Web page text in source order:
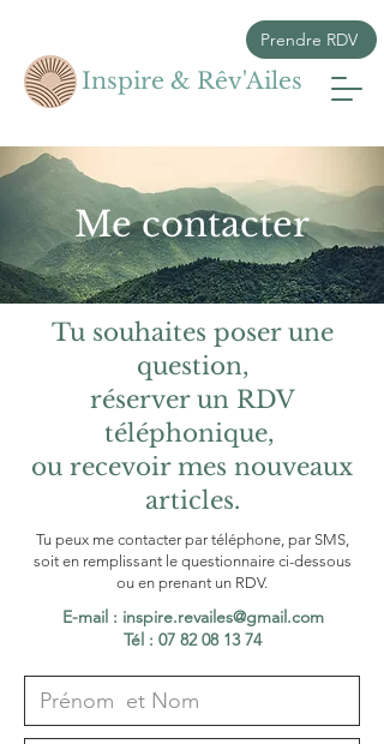
Prendre RDV
Inspire & Rêv'Ailes
Me contacter
Tu souhaites poser une
question,
réserver un RDV
téléphonique,
ou recevoir mes nouveaux
articles.
Tu peux me contacter par téléphone, par SMS,
soit en remplissant le questionnaire ci-dessous
ou en prenant un RDV.
E-mail : inspire.revailes@gmail.com
Tél : 07 82 08 13 74